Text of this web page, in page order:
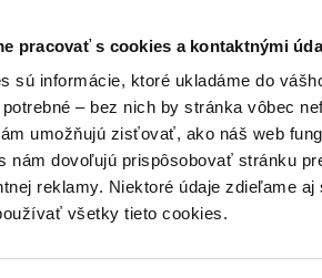
pracovať s cookies a kontaktnými
sú informácie, ktoré ukladáme do
potrebné – bez nich by stránka vôbec
umožňujú zisťovať, ako náš web
nám dovoľujú prispôsobovať stránku
reklamy. Niektoré údaje zdieľame
všetky tieto cookies.
Rose